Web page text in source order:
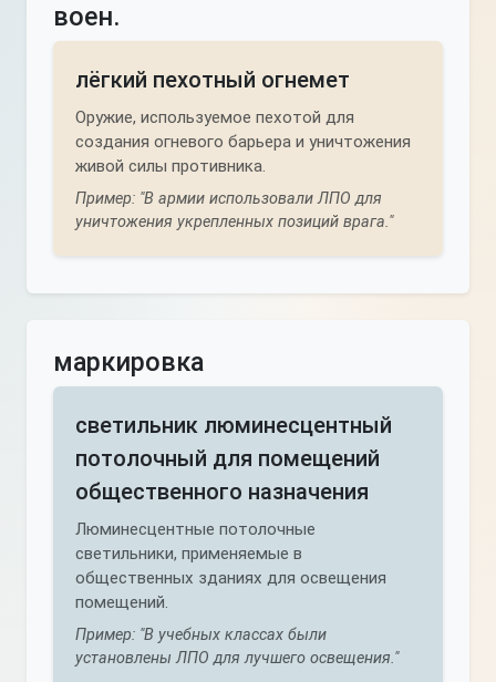
воен.
лёгкий пехотный огнемет
Оружие, используемое пехотой для
создания огневого барьера и уничтожения
живой силы противника.
Пример: "В армии использовали ЛПО для
уничтожения укрепленных позиций врага."
маркировка
светильник люминесцентный
потолочный для помещений
общественного назначения
Люминесцентные потолочные
светильники, применяемые в
общественных зданиях для освещения
помещений.
Пример: "В учебных классах были
установлены ЛПО для лучшего освещения."